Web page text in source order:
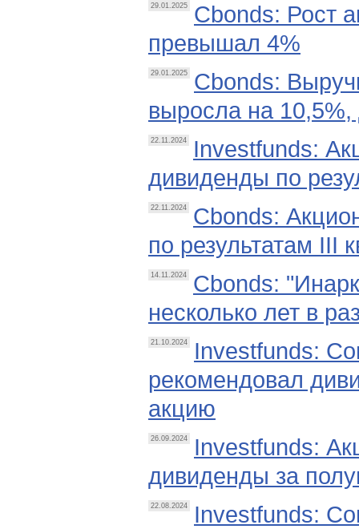
29.01.2025
Cbonds: Рост
превышал 4%
29.01.2025
Cbonds:
выросла на
22.11.2024
Investfunds:
дивиденды по
22.11.2024
Cbonds:
по результатам III
14.11.2024
Cbonds:
несколько лет в
21.10.2024
Investfunds:
рекомендовал
акцию
26.09.2024
Investfunds:
дивиденды за
22.08.2024
Investfunds: